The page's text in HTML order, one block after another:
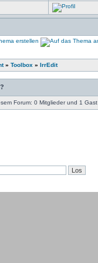
» Toolbox » IrrEdit
Forum: 0 Mitglieder und 1 Gast